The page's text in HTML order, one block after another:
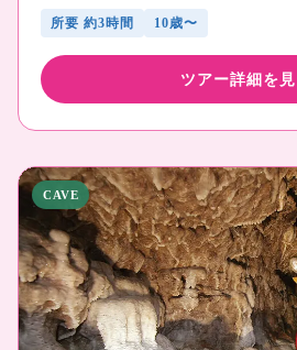
所要 約3時間 10歳〜
ツアー詳細を見
CAVE